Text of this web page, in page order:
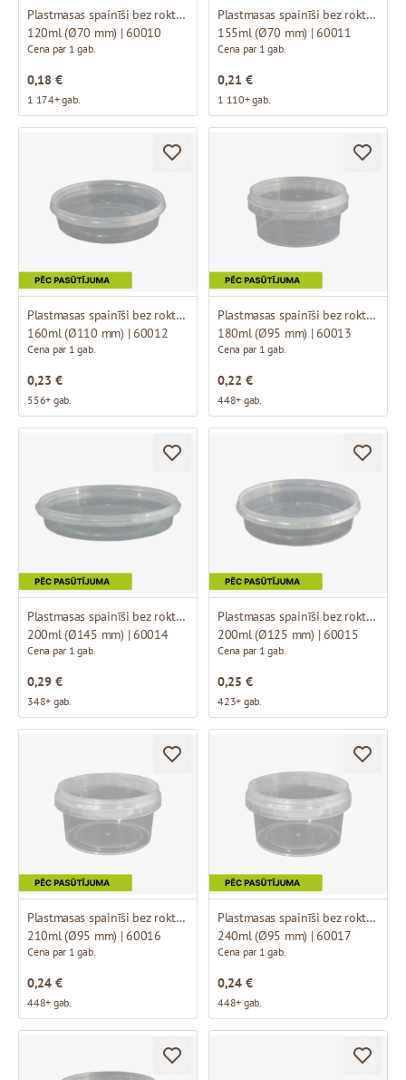
Plastmasas spainīši bez roktura
120ml (Ø70 mm) | 60010
Cena par 1 gab.
0,18 €
1 174+ gab.
Plastmasas spainīši bez roktura
155ml (Ø70 mm) | 60011
Cena par 1 gab.
0,21 €
1 110+ gab.
Plastmasas spainīši bez roktura
160ml (Ø110 mm) | 60012
Cena par 1 gab.
0,23 €
556+ gab.
Plastmasas spainīši bez roktura
180ml (Ø95 mm) | 60013
Cena par 1 gab.
0,22 €
448+ gab.
Plastmasas spainīši bez roktura
200ml (Ø145 mm) | 60014
Cena par 1 gab.
0,29 €
348+ gab.
Plastmasas spainīši bez roktura
200ml (Ø125 mm) | 60015
Cena par 1 gab.
0,25 €
423+ gab.
Plastmasas spainīši bez roktura
210ml (Ø95 mm) | 60016
Cena par 1 gab.
0,24 €
448+ gab.
Plastmasas spainīši bez roktura
240ml (Ø95 mm) | 60017
Cena par 1 gab.
0,24 €
448+ gab.